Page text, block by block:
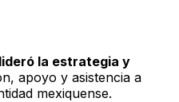
la estrategia y
apoyo y asistencia a
mexiquense.